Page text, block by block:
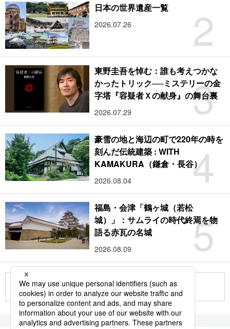
2
日本の世界遺産一覧
2026.07.26
3
東野圭吾を悼む：誰も考えつかな
かったトリック──ミステリーの金
字塔『容疑者Ｘの献身』の舞台裏
2026.07.29
4
豪雪の地と海辺の町で220年の時を
刻んだ伝統建築 : WITH
KAMAKURA（鎌倉・長谷）
2026.08.04
5
福島・会津「鶴ヶ城（若松
城）」：サムライの時代終焉を物
語る赤瓦の名城
2026.08.09
もっと見る